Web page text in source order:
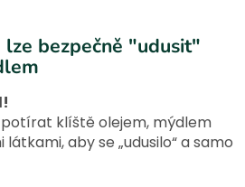
bezpečně "udusit"
klíště olejem, mýdlem
aby se „udusilo“ a samo